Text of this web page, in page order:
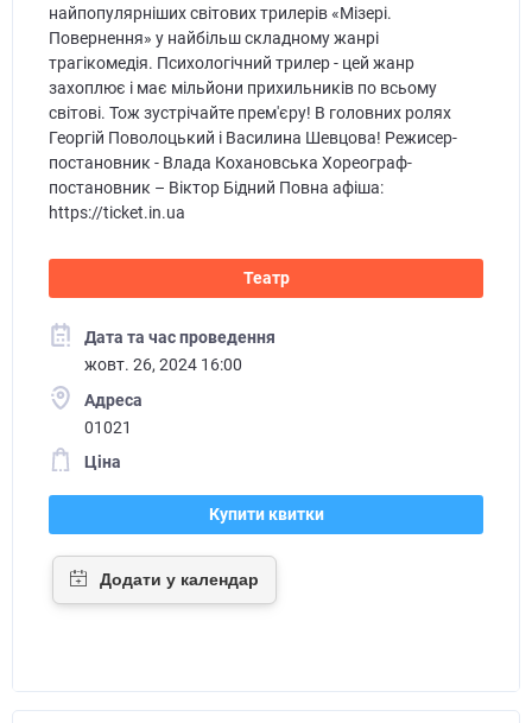
найпопулярніших світових трилерів «Мізері.
Повернення» у найбільш складному жанрі
трагікомедія. Психологічний трилер - цей жанр
захоплює і має мільйони прихильників по всьому
світові. Тож зустрічайте прем'єру! В головних ролях
Георгій Поволоцький і Василина Шевцова! Режисер-
постановник - Влада Кохановська Хореограф-
постановник – Віктор Бідний Повна афіша:
https://ticket.in.ua
Театр
Дата та час проведення
жовт. 26, 2024 16:00
Адреса
01021
Ціна
Купити квитки